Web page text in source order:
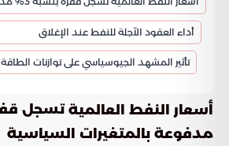
أداء العقود الآجلة للنفط عند الإغلاق
تأثير المشهد الجيوسياسي على توازنات الطاقة
أسعار النفط العالمية
مدفوعة بالمتغيرات السياسية